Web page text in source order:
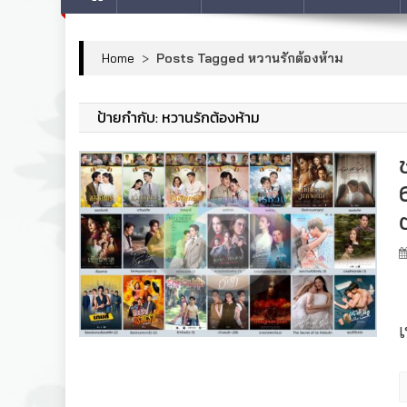
Home > Posts Tagged หวานรักต้องห้าม
ป้ายกำกับ: หวานรักต้องห้าม